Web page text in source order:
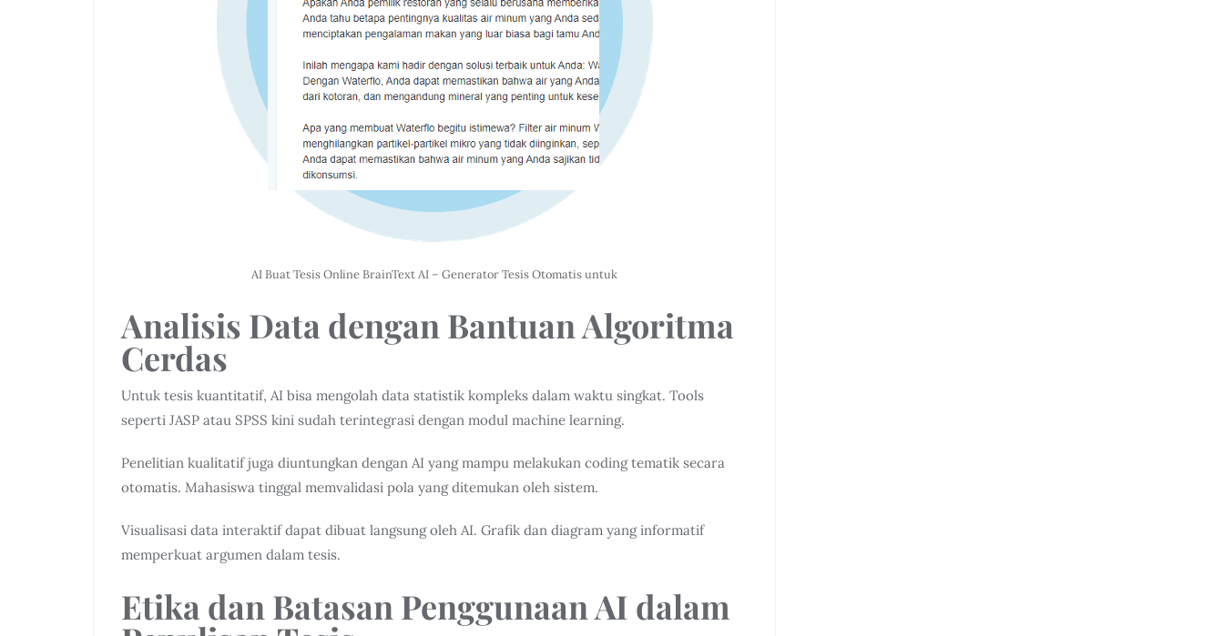
AI Buat Tesis Online BrainText AI – Generator Tesis Otomatis untuk
Analisis Data dengan Bantuan Algoritma
Cerdas
Untuk tesis kuantitatif, AI bisa mengolah data statistik kompleks dalam waktu singkat. Tools
seperti JASP atau SPSS kini sudah terintegrasi dengan modul machine learning.
Penelitian kualitatif juga diuntungkan dengan AI yang mampu melakukan coding tematik secara
otomatis. Mahasiswa tinggal memvalidasi pola yang ditemukan oleh sistem.
Visualisasi data interaktif dapat dibuat langsung oleh AI. Grafik dan diagram yang informatif
memperkuat argumen dalam tesis.
Etika dan Batasan Penggunaan AI dalam